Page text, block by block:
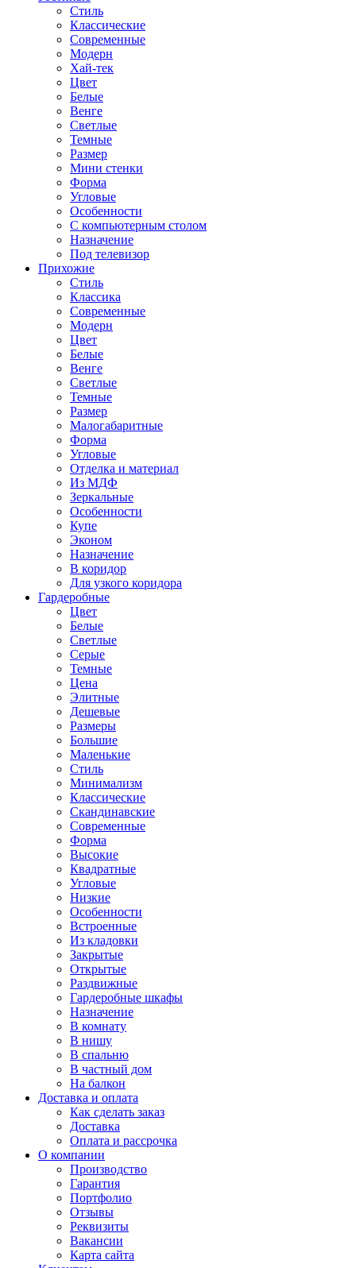
Стиль
Классические
Современные
Модерн
Хай-тек
Цвет
Белые
Венге
Светлые
Темные
Размер
Мини стенки
Форма
Угловые
Особенности
С компьютерным столом
Назначение
Под телевизор
Прихожие
Стиль
Классика
Современные
Модерн
Цвет
Белые
Венге
Светлые
Темные
Размер
Малогабаритные
Форма
Угловые
Отделка и материал
Из МДФ
Зеркальные
Особенности
Купе
Эконом
Назначение
В коридор
Для узкого коридора
Гардеробные
Цвет
Белые
Светлые
Серые
Темные
Цена
Элитные
Дешевые
Размеры
Большие
Маленькие
Стиль
Минимализм
Классические
Скандинавские
Современные
Форма
Высокие
Квадратные
Угловые
Низкие
Особенности
Встроенные
Из кладовки
Закрытые
Открытые
Раздвижные
Гардеробные шкафы
Назначение
В комнату
В нишу
В спальню
В частный дом
На балкон
Доставка и оплата
Как сделать заказ
Доставка
Оплата и рассрочка
О компании
Производство
Гарантия
Портфолио
Отзывы
Реквизиты
Вакансии
Карта сайта